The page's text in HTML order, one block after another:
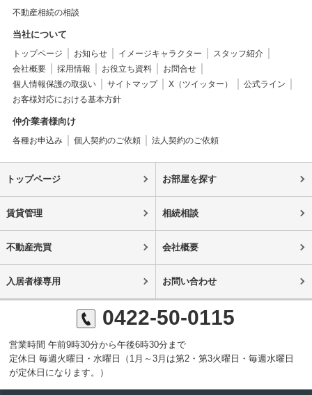
不動産相続の相談
当社について
トップページ お知らせ イメージキャラクター
スタッフ紹介
会社概要
採用情報 お役立ち資料
お問合せ
個人情報保護の取扱い
サイトマップ X（ツイッター）
公式ライン
お客様対応における基本方針
仲介業者様向け
各種お申込み 個人契約のご依頼 法人契約のご依頼
トップページ お部屋を探す
賃貸管理 相続相談
不動産売買 会社概要
入居者様専用 お問い合わせ
0422-50-0115
営業時間 午前9時30分から午後6時30分まで
定休日 毎週火曜日・水曜日（1月～3月は第2・第3火曜日・毎週水曜日
が定休日になります。）